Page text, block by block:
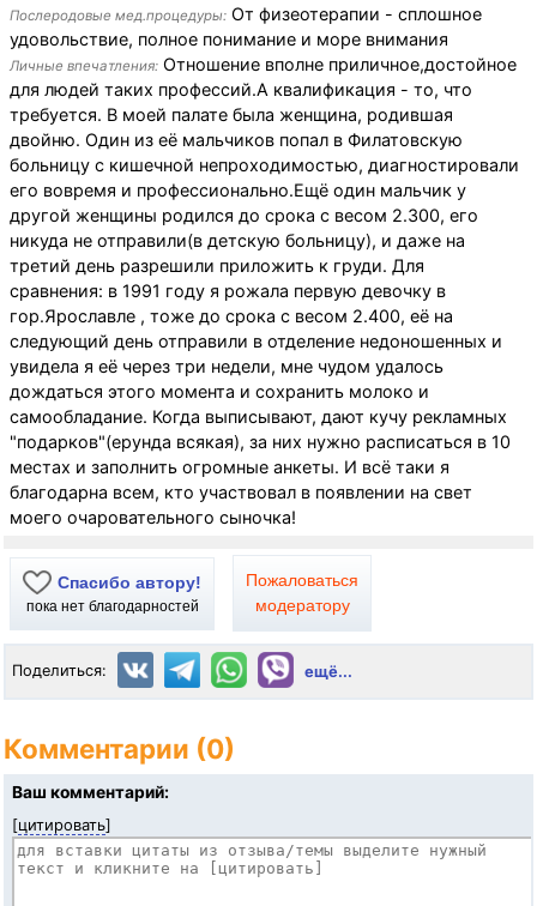
Послеродовые мед.процедуры: От физеотерапии - сплошное
удовольствие, полное понимание и море внимания
Личные впечатления: Отношение вполне приличное,достойное
для людей таких профессий.А квалификация - то, что
требуется. В моей палате была женщина, родившая
двойню. Один из её мальчиков попал в Филатовскую
больницу с кишечной непроходимостью, диагностировали
его вовремя и профессионально.Ещё один мальчик у
другой женщины родился до срока с весом 2.300, его
никуда не отправили(в детскую больницу), и даже на
третий день разрешили приложить к груди. Для
сравнения: в 1991 году я рожала первую девочку в
гор.Ярославле , тоже до срока с весом 2.400, её на
следующий день отправили в отделение недоношенных и
увидела я её через три недели, мне чудом удалось
дождаться этого момента и сохранить молоко и
самообладание. Когда выписывают, дают кучу рекламных
"подарков"(ерунда всякая), за них нужно расписаться в 10
местах и заполнить огромные анкеты. И всё таки я
благодарна всем, кто участвовал в появлении на свет
моего очаровательного сыночка!
Спасибо автору!
пока нет благодарностей
Пожаловаться
модератору
Поделиться: ещё...
Комментарии (0)
Ваш комментарий:
[цитировать]